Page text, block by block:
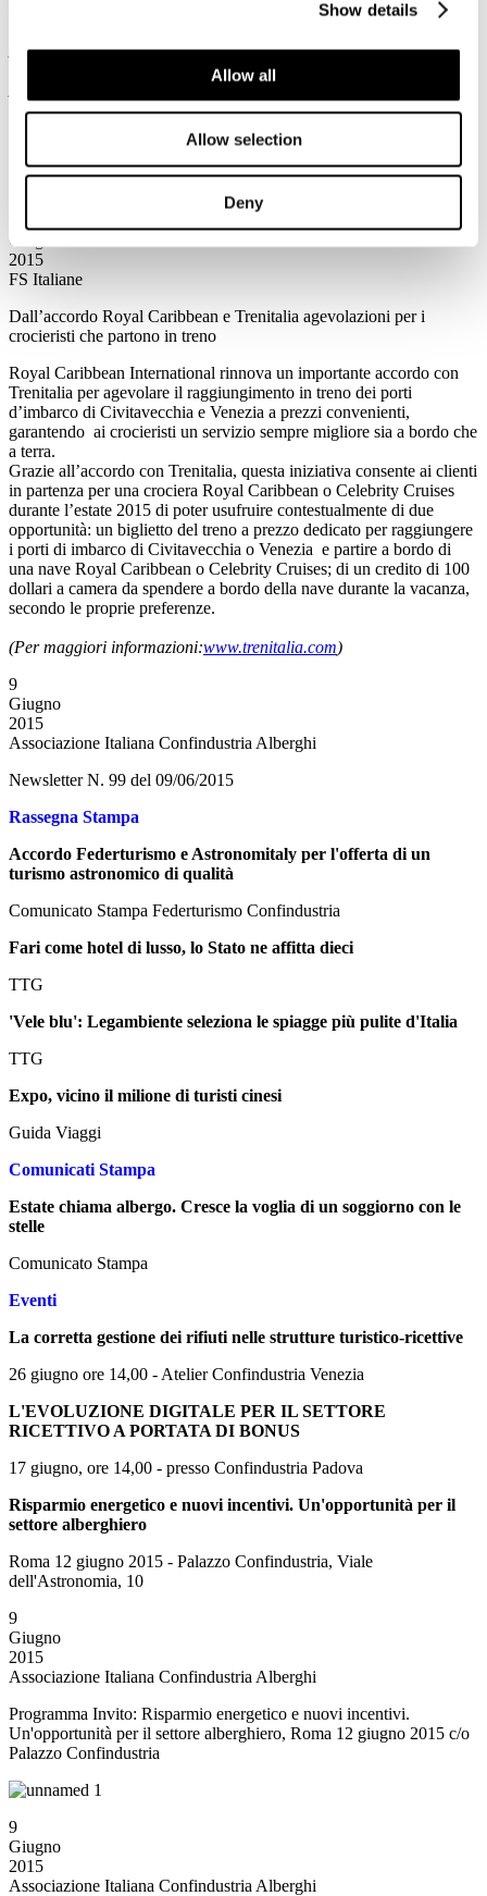
Show details
Allow all
Allow selection
Deny
e Alta Velocità di Trenitalia, ha commentato con
propri clienti servizi sempre più evoluti e innovativi in ogni fase del
viaggio, iniziando dalla sua pianificazione. La rinnovata
partnership con quasi 7mila agenzie di viaggio italiane, un numero
in costante crescita, ha proprio questo scopo: essere sempre vicini ai
rispondendo ad esigenze sempre più evolute
Giugno
2015
FS Italiane
Dall’accordo Royal Caribbean e Trenitalia agevolazioni per i
crocieristi che partono in treno
Royal Caribbean International rinnova un importante accordo con
Trenitalia per agevolare il raggiungimento in treno dei porti
d’imbarco di Civitavecchia e Venezia a prezzi convenienti,
garantendo ai crocieristi un servizio sempre migliore sia a bordo che
a terra.
Grazie all’accordo con Trenitalia, questa iniziativa consente ai clienti
in partenza per una crociera Royal Caribbean o Celebrity Cruises
durante l’estate 2015 di poter usufruire contestualmente di due
opportunità: un biglietto del treno a prezzo dedicato per raggiungere
i porti di imbarco di Civitavecchia o Venezia e partire a bordo di
una nave Royal Caribbean o Celebrity Cruises; di un credito di 100
dollari a camera da spendere a bordo della nave durante la vacanza,
secondo le proprie preferenze.
(Per maggiori informazioni:www.trenitalia.com)
9
Giugno
2015
Associazione Italiana Confindustria Alberghi
Newsletter N. 99 del 09/06/2015
Rassegna Stampa
Accordo Federturismo e Astronomitaly per l'offerta di un
turismo astronomico di qualità
Comunicato Stampa Federturismo Confindustria
Fari come hotel di lusso, lo Stato ne affitta dieci
TTG
'Vele blu': Legambiente seleziona le spiagge più pulite d'Italia
TTG
Expo, vicino il milione di turisti cinesi
Guida Viaggi
Comunicati Stampa
Estate chiama albergo. Cresce la voglia di un soggiorno con le
stelle
Comunicato Stampa
Eventi
La corretta gestione dei rifiuti nelle strutture turistico-ricettive
26 giugno ore 14,00 - Atelier Confindustria Venezia
L'EVOLUZIONE DIGITALE PER IL SETTORE
RICETTIVO A PORTATA DI BONUS
17 giugno, ore 14,00 - presso Confindustria Padova
Risparmio energetico e nuovi incentivi. Un'opportunità per il
settore alberghiero
Roma 12 giugno 2015 - Palazzo Confindustria, Viale
dell'Astronomia, 10
9
Giugno
2015
Associazione Italiana Confindustria Alberghi
Programma Invito: Risparmio energetico e nuovi incentivi.
Un'opportunità per il settore alberghiero, Roma 12 giugno 2015 c/o
Palazzo Confindustria
9
Giugno
2015
Associazione Italiana Confindustria Alberghi